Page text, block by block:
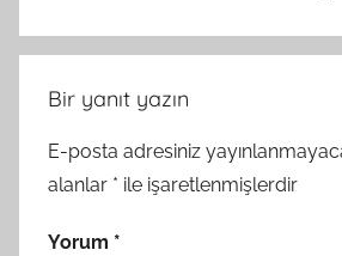
Bir yanıt yazın
E-posta adresiniz
alanlar * ile işaretlenmişlerdir
Yorum *